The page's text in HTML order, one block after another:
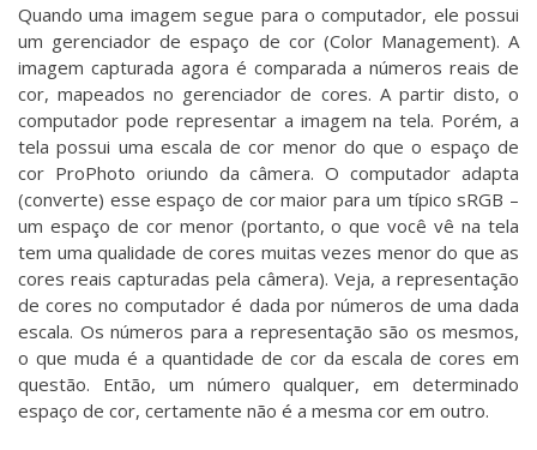
Quando uma imagem segue para o computador, ele possui
um gerenciador de espaço de cor (Color Management). A
imagem capturada agora é comparada a números reais de
cor, mapeados no gerenciador de cores. A partir disto, o
computador pode representar a imagem na tela. Porém, a
tela possui uma escala de cor menor do que o espaço de
cor ProPhoto oriundo da câmera. O computador adapta
(converte) esse espaço de cor maior para um típico sRGB –
um espaço de cor menor (portanto, o que você vê na tela
tem uma qualidade de cores muitas vezes menor do que as
cores reais capturadas pela câmera). Veja, a representação
de cores no computador é dada por números de uma dada
escala. Os números para a representação são os mesmos,
o que muda é a quantidade de cor da escala de cores em
questão. Então, um número qualquer, em determinado
espaço de cor, certamente não é a mesma cor em outro.